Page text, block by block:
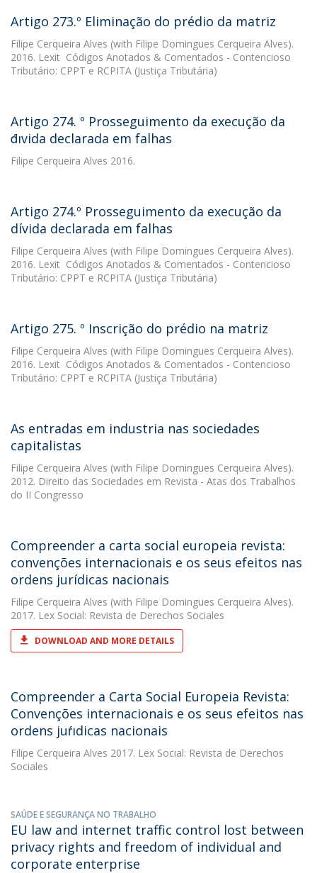
Artigo 273.º Eliminação do prédio da matriz
Filipe Cerqueira Alves (with Filipe Domingues Cerqueira Alves).
2016. Lexit  Códigos Anotados & Comentados - Contencioso
Tributário: CPPT e RCPITA (Justiça Tributária)
Artigo 274. º Prosseguimento da execução da
d́ıvida declarada em falhas
Filipe Cerqueira Alves 2016.
Artigo 274.º Prosseguimento da execução da
dívida declarada em falhas
Filipe Cerqueira Alves (with Filipe Domingues Cerqueira Alves).
2016. Lexit  Códigos Anotados & Comentados - Contencioso
Tributário: CPPT e RCPITA (Justiça Tributária)
Artigo 275. º Inscrição do prédio na matriz
Filipe Cerqueira Alves (with Filipe Domingues Cerqueira Alves).
2016. Lexit  Códigos Anotados & Comentados - Contencioso
Tributário: CPPT e RCPITA (Justiça Tributária)
As entradas em industria nas sociedades
capitalistas
Filipe Cerqueira Alves (with Filipe Domingues Cerqueira Alves).
2012. Direito das Sociedades em Revista - Atas dos Trabalhos
do II Congresso
Compreender a carta social europeia revista:
convenções internacionais e os seus efeitos nas
ordens jurídicas nacionais
Filipe Cerqueira Alves (with Filipe Domingues Cerqueira Alves).
2017. Lex Social: Revista de Derechos Sociales
DOWNLOAD AND MORE DETAILS
Compreender a Carta Social Europeia Revista:
Convenções internacionais e os seus efeitos nas
ordens juŕıdicas nacionais
Filipe Cerqueira Alves 2017. Lex Social: Revista de Derechos
Sociales
SAÚDE E SEGURANÇA NO TRABALHO
EU law and internet traffic control lost between
privacy rights and freedom of individual and
corporate enterprise